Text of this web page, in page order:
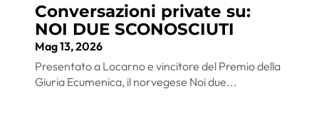
Conversazioni private su:
NOI DUE SCONOSCIUTI
Mag 13, 2026
Presentato a Locarno e vincitore del Premio della
Giuria Ecumenica, il norvegese Noi due...